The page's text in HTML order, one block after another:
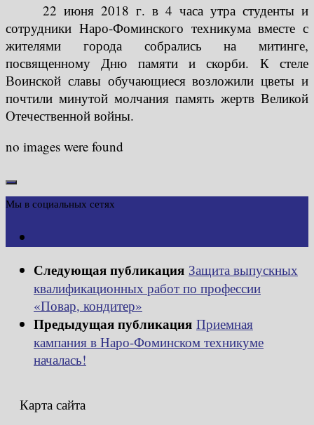
22 июня 2018 г. в 4 часа утра студенты и
сотрудники Наро-Фоминского техникума вместе с
жителями города собрались на митинге,
посвященному Дню памяти и скорби. К стеле
Воинской славы обучающиеся возложили цветы и
почтили минутой молчания память жертв Великой
Отечественной войны.
no images were found
Мы в социальных сетях
Следующая публикация Защита выпускных
квалификационных работ по профессии
«Повар, кондитер»
Предыдущая публикация Приемная
кампания в Наро-Фоминском техникуме
началась!
Карта сайта